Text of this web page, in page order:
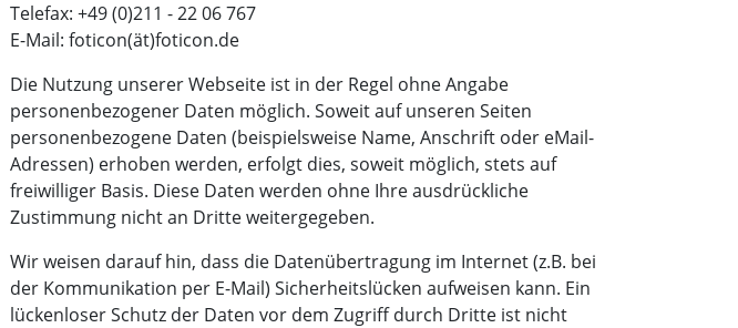
Telefax: +49 (0)211 - 22 06 767
E-Mail: foticon(ät)foticon.de
Die Nutzung unserer Webseite ist in der Regel ohne Angabe
personenbezogener Daten möglich. Soweit auf unseren Seiten
personenbezogene Daten (beispielsweise Name, Anschrift oder eMail-
Adressen) erhoben werden, erfolgt dies, soweit möglich, stets auf
freiwilliger Basis. Diese Daten werden ohne Ihre ausdrückliche
Zustimmung nicht an Dritte weitergegeben.
Wir weisen darauf hin, dass die Datenübertragung im Internet (z.B. bei
der Kommunikation per E-Mail) Sicherheitslücken aufweisen kann. Ein
lückenloser Schutz der Daten vor dem Zugriff durch Dritte ist nicht